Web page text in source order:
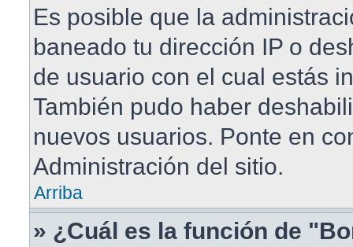
Es posible que la
baneado tu dirección IP o
de usuario con el cual estás
También pudo haber
nuevos usuarios. Ponte en
Administración del sitio.
Arriba
» ¿Cuál es la función de